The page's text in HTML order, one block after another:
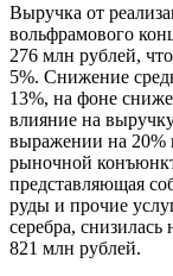
Выручка от
вольфрамового
276 млн рублей,
5%. Снижение
13%, на фоне
влияние на
выражении на 20%
рыночной
представляющая
руды и прочие
серебра, снизилась
821 млн рублей.